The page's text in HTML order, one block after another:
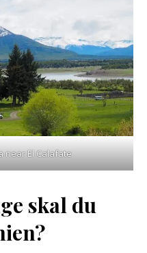
near El Calafate
skal du